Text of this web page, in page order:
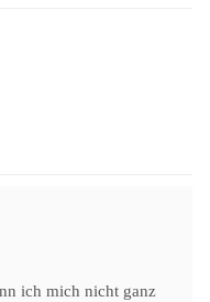
ich mich nicht ganz